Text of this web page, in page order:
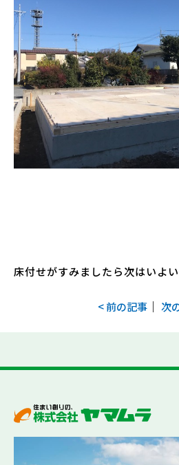
床付せがすみましたら次はいよい
< 前の記事 ｜ 次